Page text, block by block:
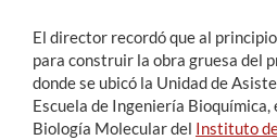
El director recordó que al
para construir la obra gruesa del
donde se ubicó la Unidad de
Escuela de Ingeniería
Biología Molecular del Instituto